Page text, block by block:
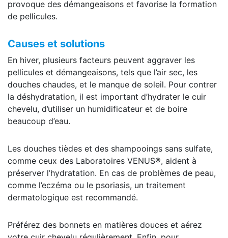
provoque des démangeaisons et favorise la formation
de pellicules.
Causes et solutions
En hiver, plusieurs facteurs peuvent aggraver les
pellicules et démangeaisons, tels que l’air sec, les
douches chaudes, et le manque de soleil. Pour contrer
la déshydratation, il est important d’hydrater le cuir
chevelu, d’utiliser un humidificateur et de boire
beaucoup d’eau.
Les douches tièdes et des shampooings sans sulfate,
comme ceux des Laboratoires VENUS®, aident à
préserver l’hydratation. En cas de problèmes de peau,
comme l’eczéma ou le psoriasis, un traitement
dermatologique est recommandé.
Préférez des bonnets en matières douces et aérez